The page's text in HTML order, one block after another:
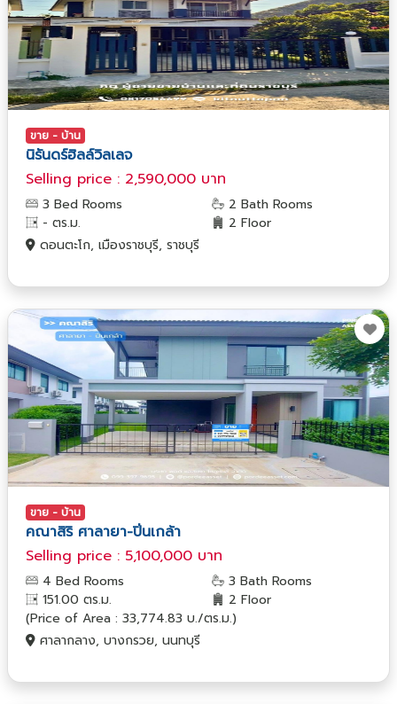
ขาย - บ้าน
นิรันดร์ฮิลล์วิลเลจ
Selling price : 2,590,000 บาท
3 Bed Rooms
2 Bath Rooms
- ตร.ม.
2 Floor
ดอนตะโก, เมืองราชบุรี, ราชบุรี
ขาย - บ้าน
คณาสิริ ศาลายา-ปิ่นเกล้า
Selling price : 5,100,000 บาท
4 Bed Rooms
3 Bath Rooms
151.00 ตร.ม.
2 Floor
(Price of Area : 33,774.83 บ./ตร.ม.)
ศาลากลาง, บางกรวย, นนทบุรี